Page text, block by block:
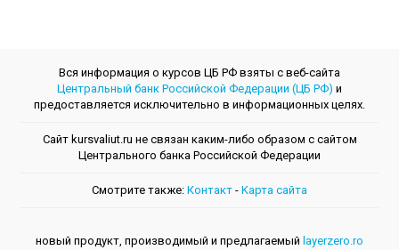
Вся информация о курсов ЦБ РФ взяты с веб-сайта
Центральный банк Российской Федерации (ЦБ РФ) и
предоставляется исключительно в информационных целях.
Сайт kursvaliut.ru не связан каким-либо образом с сайтом
Центрального банкa Российской Федерации
Смотрите также: Контакт - Kарта сайта
новый продукт, производимый и предлагаемый layerzero.ro